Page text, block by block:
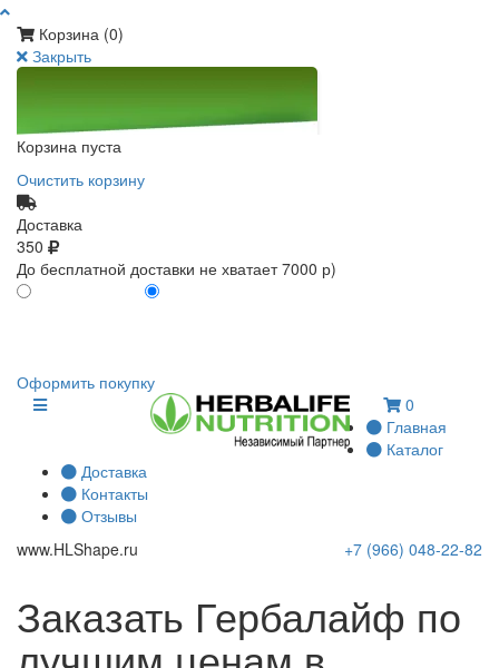
Корзина (0)
Закрыть
Корзина пуста
Очистить корзину
Доставка
350
До бесплатной доставки не хватает 7000 р)
Оформить покупку
0
Главная
Каталог
Доставка
Контакты
Отзывы
www.HLShape.ru +7 (966) 048-22-82
Заказать Гербалайф по